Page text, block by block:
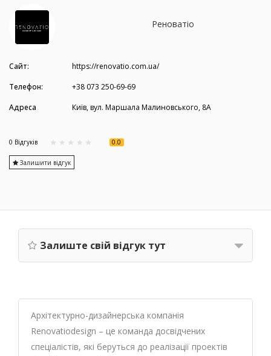
Реноватіо
Сайт:
https://renovatio.com.ua/
Телефон:
+38 073 250-69-69
Адреса
Київ, вул. Маршала Малиновського, 8А
0 Вiдгукiв 0.0
Залишити відгук
Залиште свій відгук тут
Архітектурно-дизайнерська компанія
Renovatiodesign – це команда досвідчених
спеціалістів, які беруться до реалізації проектів